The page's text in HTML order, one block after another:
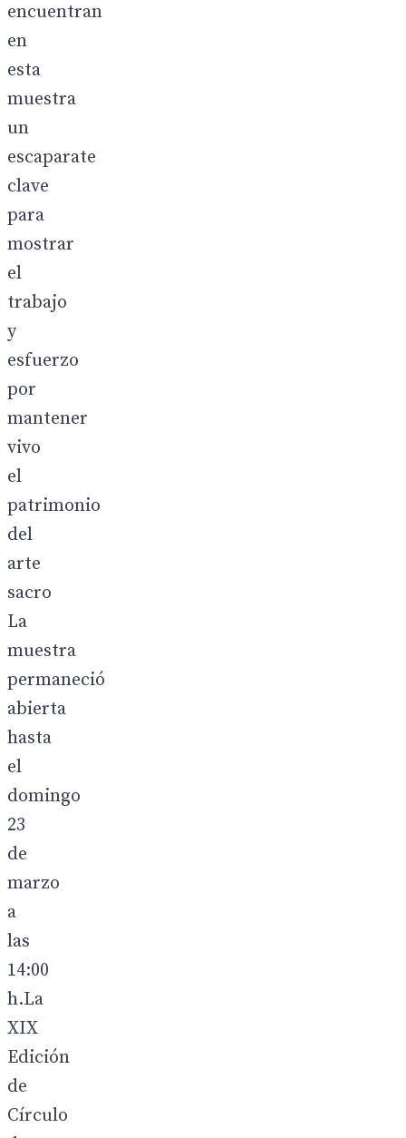
encuentran
en
esta
muestra
un
escaparate
clave
para
mostrar
el
trabajo
y
esfuerzo
por
mantener
vivo
el
patrimonio
del
arte
sacro
La
muestra
permaneció
abierta
hasta
el
domingo
23
de
marzo
a
las
14:00
h.La
XIX
Edición
de
Círculo